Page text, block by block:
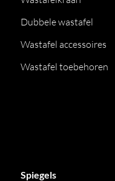
Dubbele wastafel
Wastafel accessoires
Wastafel toebehoren
Spiegels